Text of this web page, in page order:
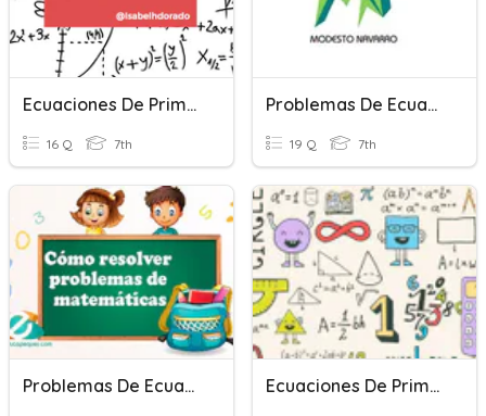
Ecuaciones De Primer Grado
16 Q 7th
Problemas De Ecuaciones
19 Q 7th
Problemas De Ecuaciones De Primer Grado Ecuaciones De Primer Grado